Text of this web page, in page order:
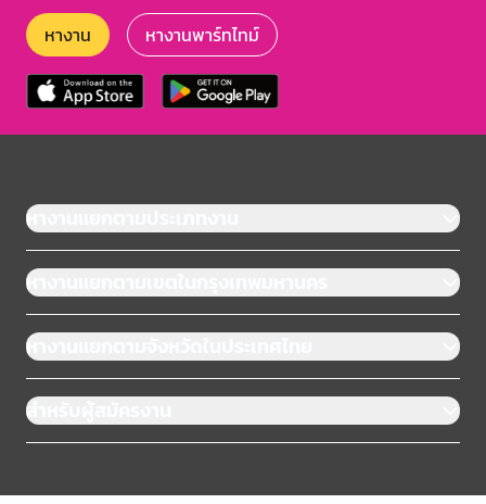
หางาน หางานพาร์ทไทม์
หางานแยกตามประเภทงาน
หางานแยกตามเขตในกรุงเทพมหานคร
หางานแยกตามจังหวัดในประเทศไทย
สำหรับผู้สมัครงาน